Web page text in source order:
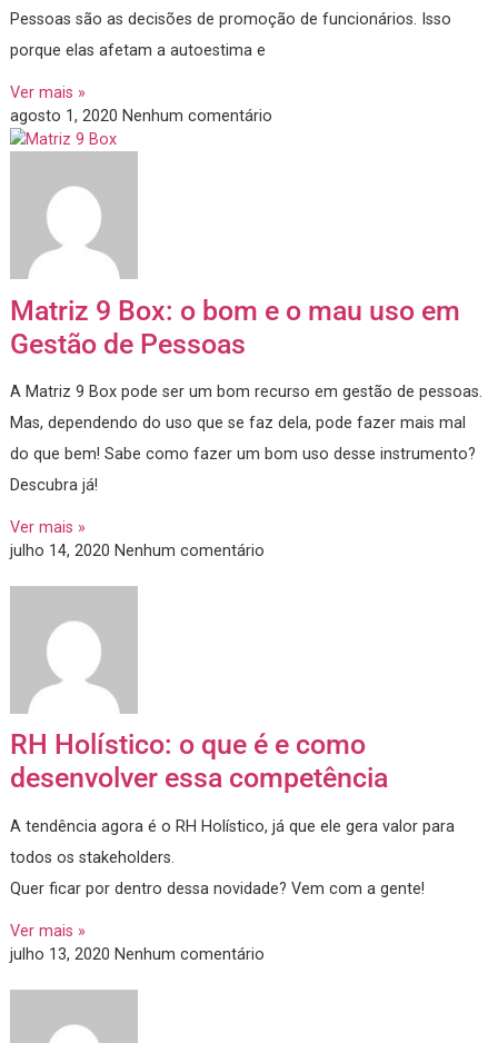
Promoção de Colaboradores: 5
Uma das situações mais sensíveis no campo da Gestão de
Pessoas são as decisões de promoção de funcionários.
Ver mais »
Matriz 9 Box: o bom e o mau uso
Gestão de Pessoas
A Matriz 9 Box pode ser um bom recurso em gestão de
Mas, dependendo do uso que se faz dela, pode fazer mais
do que bem! Sabe como fazer um bom uso desse
Descubra já!
Ver mais »
julho 14, 2020
Nenhum comentário